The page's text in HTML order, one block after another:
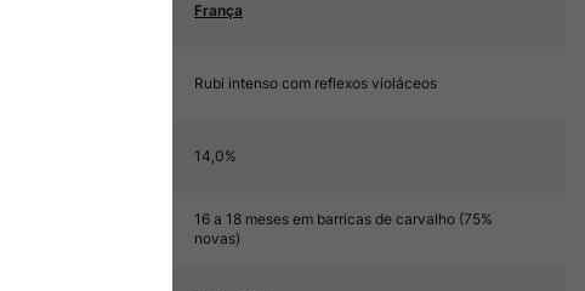
França
Rubi intenso com reflexos violáceos
14,0%
16 a 18 meses em barricas de carvalho (75%
novas)